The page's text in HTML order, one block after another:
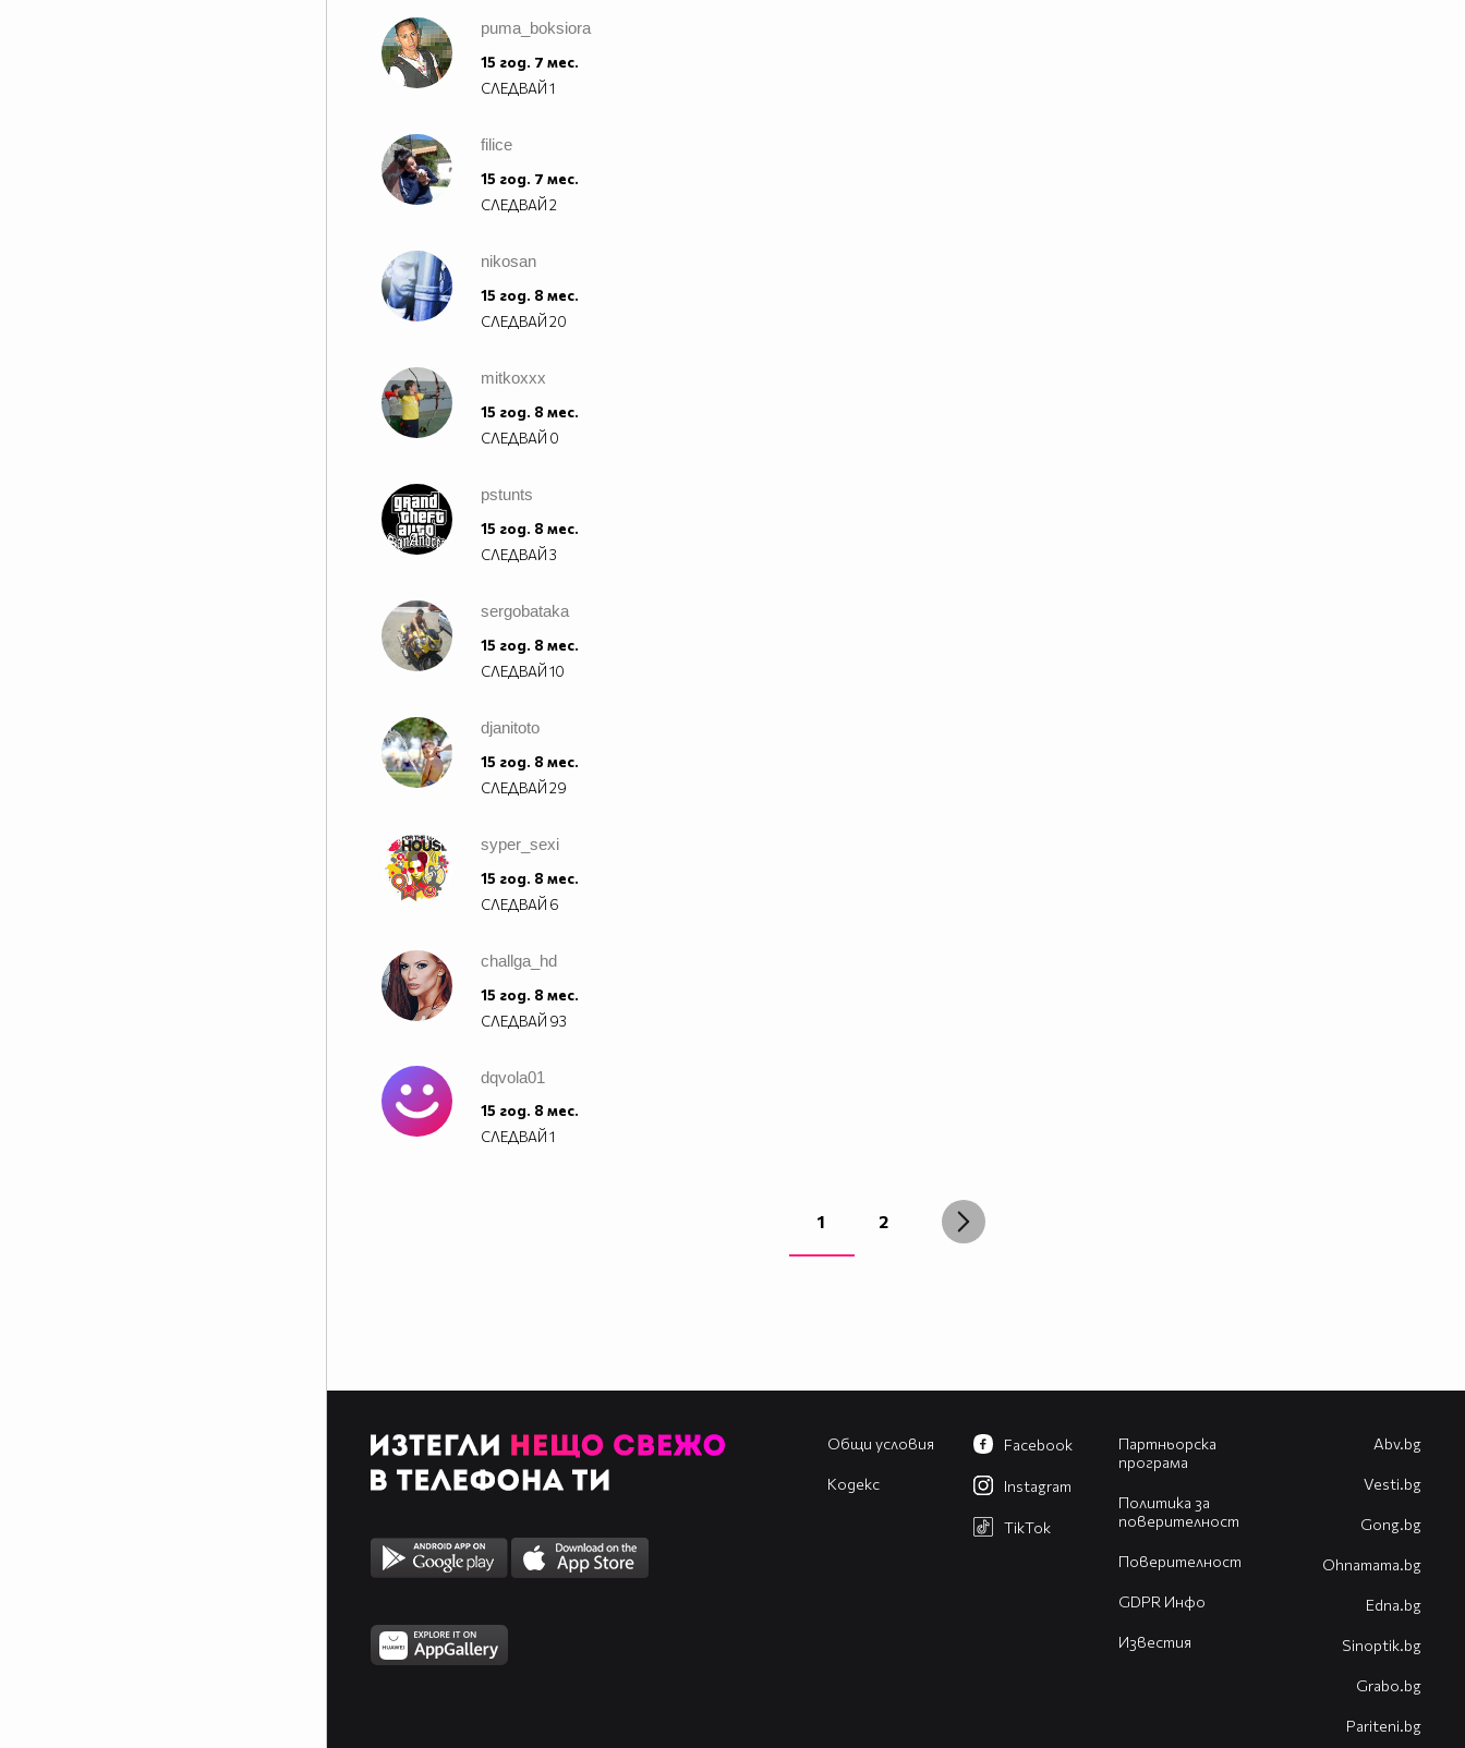
puma_boksiora
15 год. 7 мес.
СЛЕДВАЙ1
filice
15 год. 7 мес.
СЛЕДВАЙ2
nikosan
15 год. 8 мес.
СЛЕДВАЙ20
mitkoxxx
15 год. 8 мес.
СЛЕДВАЙ 0
pstunts
15 год. 8 мес.
СЛЕДВАЙ3
sergobataka
15 год. 8 мес.
СЛЕДВАЙ10
djanitoto
15 год. 8 мес.
СЛЕДВАЙ29
syper_sexi
15 год. 8 мес.
СЛЕДВАЙ 6
challga_hd
15 год. 8 мес.
СЛЕДВАЙ 93
dqvola01
15 год. 8 мес.
СЛЕДВАЙ1
1 2
Общи условия
Кодекс
Партньорска
програма
Политика за
поверителност
Поверителност
GDPR Инфо
Известия
Facebook
Instagram
TikTok
Abv.bg
Vesti.bg
Gong.bg
Оhnamama.bg
Edna.bg
Sinoptik.bg
Grabo.bg
Pariteni.bg